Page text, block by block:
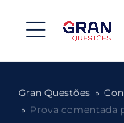
Gran Questões
Prova comentada